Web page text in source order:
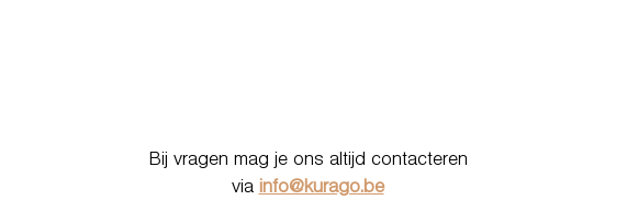
Bij vragen mag je ons altijd contacteren
viainfo@kurago.be